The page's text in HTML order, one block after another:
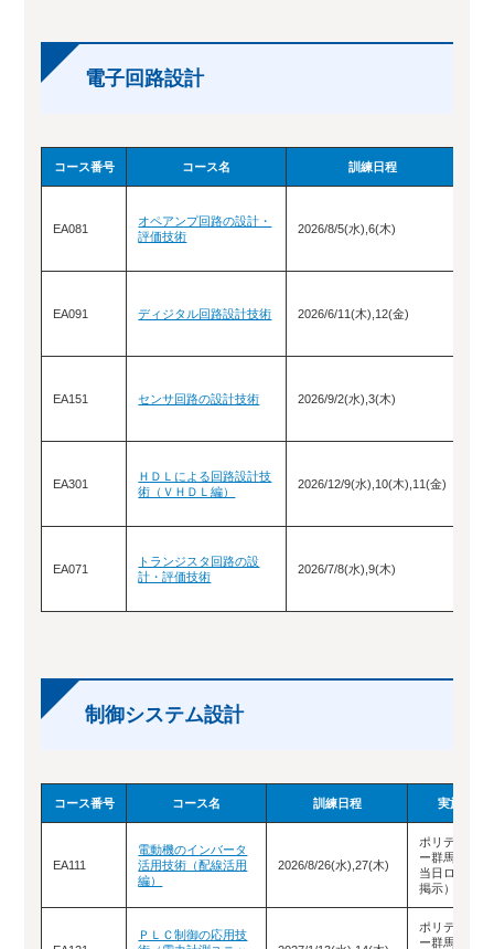
電子回路設計
コース番号 コース名 訓練日程
EA081
オペアンプ回路の設計・
評価技術
2026/8/5(水),6(木)
EA091 ディジタル回路設計技術 2026/6/11(木),12(金)
EA151 センサ回路の設計技術 2026/9/2(水),3(木)
EA301
ＨＤＬによる回路設計技
術（ＶＨＤＬ編）
2026/12/9(水),10(木),11(金)
EA071
トランジスタ回路の設
計・評価技術
2026/7/8(水),9(木)
制御システム設計
コース番号 コース名 訓練日程 実施場所
EA111
電動機のインバータ
活用技術（配線活用
編）
2026/8/26(水),27(木)
ポリテクセ
ー群馬（教
当日ロビー
掲示）
ＰＬＣ制御の応用技
ポリテクセ
ー群馬（教